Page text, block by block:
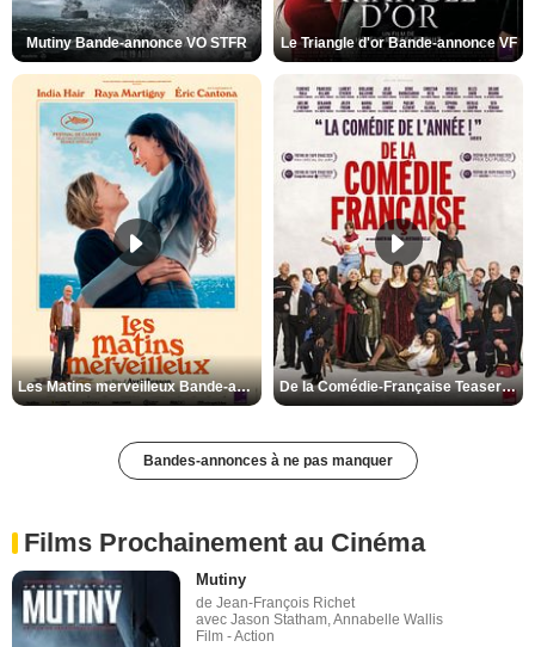
Mutiny Bande-annonce VO STFR Le Triangle d'or Bande-annonce VF
Les Matins merveilleux Bande-annonce VF De la Comédie-Française Teaser VF
Bandes-annonces à ne pas manquer
Films Prochainement au Cinéma
Mutiny
de Jean-François Richet
avec Jason Statham, Annabelle Wallis
Film - Action